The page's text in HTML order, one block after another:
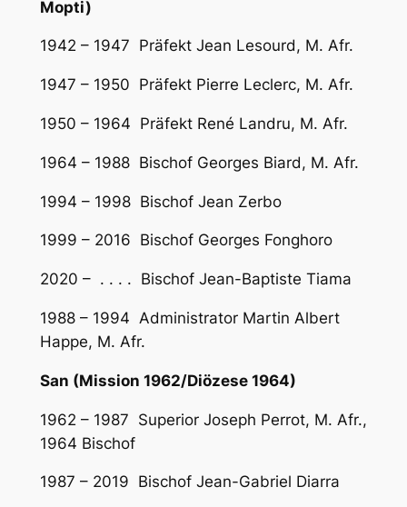
Mopti)
1942 – 1947 Präfekt Jean Lesourd, M. Afr.
1947 – 1950 Präfekt Pierre Leclerc, M. Afr.
1950 – 1964 Präfekt René Landru, M. Afr.
1964 – 1988 Bischof Georges Biard, M. Afr.
1994 – 1998 Bischof Jean Zerbo
1999 – 2016 Bischof Georges Fonghoro
2020 – . . . . Bischof Jean-Baptiste Tiama
1988 – 1994 Administrator Martin Albert
Happe, M. Afr.
San (Mission 1962/Diözese 1964)
1962 – 1987 Superior Joseph Perrot, M. Afr.,
1964 Bischof
1987 – 2019 Bischof Jean-Gabriel Diarra